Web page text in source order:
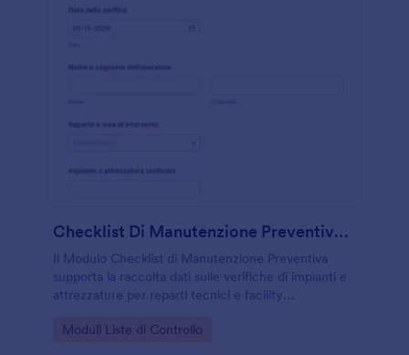
Checklist Di Manutenzione Preventiva Form
Il Modulo Checklist di Manutenzione Preventiva
supporta la raccolta dati sulle verifiche di impianti e
attrezzature per reparti tecnici e facility
ordinata in Jotform.
Go to Category:
Moduli Liste di Controllo